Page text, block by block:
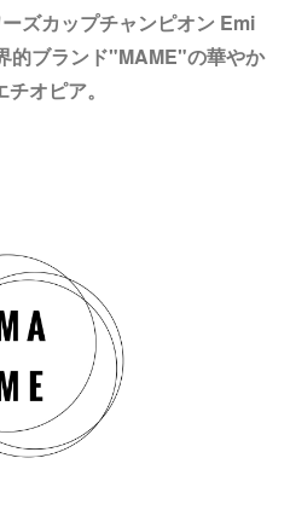
ズカップチャンピオン Emi
的ブランド"MAME"の華やか
オピア。